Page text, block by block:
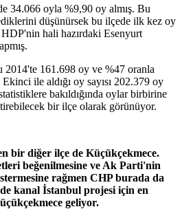
34.066 oyla %9,90 oy almış. Bu
düşünürsek bu ilçede ilk kez oy
hali hazırdaki Esenyurt
2014'te 161.698 oy ve %47 oranla
ile aldığı oy sayısı 202.379 oy
bakıldığında oylar birbirine
bir ilçe olarak görünüyor.
bir diğer ilçe de Küçükçekmece.
beğenilmesine ve Ak Parti'nin
rağmen CHP burada da
kanal İstanbul projesi için en
geliyor.